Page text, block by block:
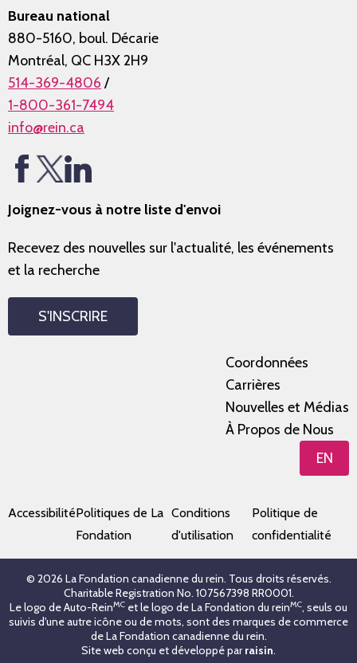
Bureau national
880-5160, boul. Décarie
Montréal, QC H3X 2H9
514-369-4806 /
1-800-361-7494
info@rein.ca
Joignez-vous à notre liste d'envoi
Recevez des nouvelles sur l'actualité, les événements
et la recherche
S'INSCRIRE
Coordonnées
Carrières
Nouvelles et Médias
À Propos de Nous
EN
AccessibilitéPolitiques de La
Fondation
Conditions
d'utilisation
Politique de
confidentialité
© 2026 La Fondation canadienne du rein. Tous droits réservés.
Charitable Registration No. 107567398 RR0001.
Le logo de Auto-ReinMC et le logo de La Fondation du reinMC, seuls ou
suivis d'une autre icône ou de mots, sont des marques de commerce
de La Fondation canadienne du rein.
Site web conçu et développé parraisin.